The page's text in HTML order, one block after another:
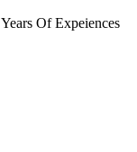
Of Expeiences